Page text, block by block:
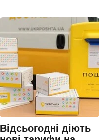
Відсьогодні діють